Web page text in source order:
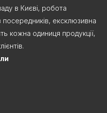
в Києві, робота
ексклюзивна
кожна одиниця продукції,